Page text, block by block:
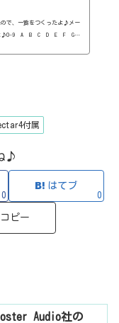
ので、一覧をつくったよ♪メー
るよ♪0-9 A B C D E F G
付属
♪
0
はてブ
0
コピー
Audio社の